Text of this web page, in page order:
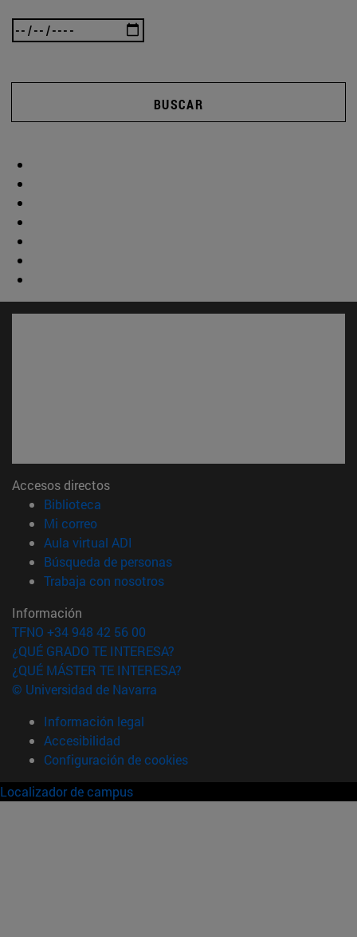
BUSCAR
Accesos directos
Biblioteca
Mi correo(abre en nueva ventana)
Aula virtual ADI
Búsqueda de personas(abre en nueva ventana)
Trabaja con nosotros(abre en nueva ventana)
Información
TFNO +34 948 42 56 00
¿QUÉ GRADO TE INTERESA?
¿QUÉ MÁSTER TE INTERESA?
© Universidad de Navarra
Información legal
Accesibilidad
Configuración de cookies
Localizador de campus